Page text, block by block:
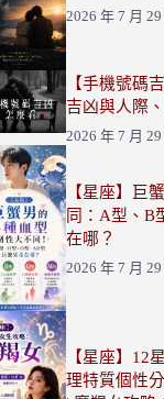
2026 年 7 月 29
【手機號碼
吉凶與人際
2026 年 7 月 29
【星座】巨
同：A型、B
在哪？
2026 年 7 月 29
【星座】12
理特質個性